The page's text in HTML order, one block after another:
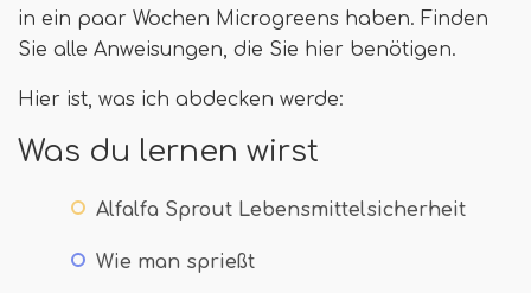
in ein paar Wochen Microgreens haben. Finden
Sie alle Anweisungen, die Sie hier benötigen.
Hier ist, was ich abdecken werde:
Was du lernen wirst
Alfalfa Sprout Lebensmittelsicherheit
Wie man sprießt